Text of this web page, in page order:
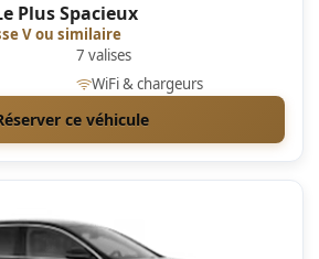
Plus Spacieux
V ou similaire
7 valises
WiFi & chargeurs
ce véhicule